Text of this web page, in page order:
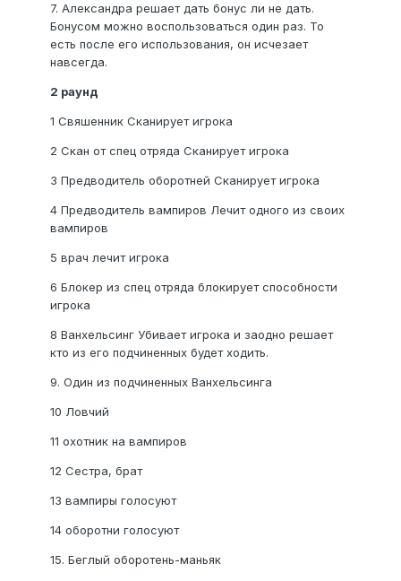
7. Александра решает дать бонус ли не дать.
Бонусом можно воспользоваться один раз. То
есть после его использования, он исчезает
навсегда.
2 раунд
1 Свяшенник Сканирует игрока
2 Скан от спец отряда Сканирует игрока
3 Предводитель оборотней Сканирует игрока
4 Предводитель вампиров Лечит одного из своих
вампиров
5 врач лечит игрока
6 Блокер из спец отряда блокирует способности
игрока
8 Ванхельсинг Убивает игрока и заодно решает
кто из его подчиненных будет ходить.
9. Один из подчиненных Ванхельсинга
10 Ловчий
11 охотник на вампиров
12 Сестра, брат
13 вампиры голосуют
14 оборотни голосуют
15. Беглый оборотень-маньяк